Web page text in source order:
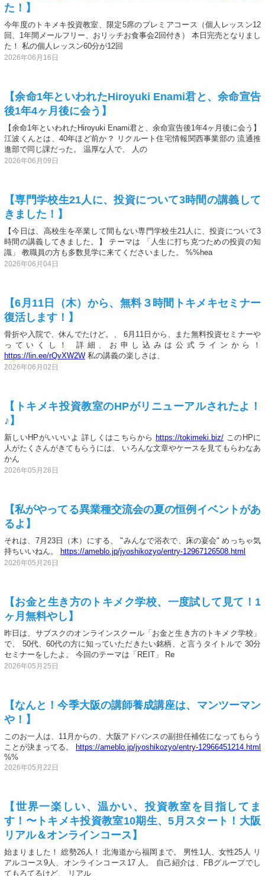
た！】
今年度のトキメキ投資教室、限定5席のプレミアコース（個人レッスン12
回、1年間メールフリー、おリッチお食事会2回付き） 本日完売となりまし
た！ 私の個人レッスン60分が12回
2026年06月16日
【余命1年といわれたHiroyuki Enami君と、余命宣告
後1年4ヶ月後に会う】
【余命1年といわれたHiroyuki Enami君と、余命宣告後1年4ヶ月後に会う】
江波くんとは、40年ほど前か？ リクルート住宅情報関西事業部の 流通推
進部で同じ課だった。 温厚な人で、 人の
2026年06月09日
【専門学校生21人に、投資について3時間の講義して
きました！】
【今日は、高校生を卒業して間もない専門学校生21人に、投資について3
時間の講義してきました。】 テーマは 「人生に打ち克つための投資の知
識」 教職員の方も多数見学に来てくださいました。 %%hea
2026年06月04日
【6月11日（木）から、無料３時間トキメキセミナー
復活します！】
骨折や入院で、休んでたけど。、 6月11日から、また無料投資セミナーや
っていくし！ 詳細、お申し込みは公式ラインから！
https://lin.ee/rQvXW2W 私の講義の楽しさは、
2026年06月02日
【トキメキ投資教室のHPがリニューアルされたよ！
♪】
新しいHPがいいいよ 詳しくはこちらから https://tokimeki.biz/ このHPに
人がたくさんがきてもらうには、 いろんな文章やケースを見てもらわなあ
かん
2026年05月28日
【私がやってる異業種交流会の夏の恒例イベントがあ
るよ】
それは、7月23日（木）にする、 "みんなで浴衣で、床の宴会" めっちゃ気
持ちいいねん。
https://ameblo.jp/jyoshikozyo/entry-12967126508.html
2026年05月26日
【お金と生き方のトキメク学校、一度試して見て！1
ヶ月無料やし】
昨日は、サブスクのオンラインスクール「お金と生き方のトキメク学校」
で、 50代、60代の方に知っていただきたい銘柄、と言うタイトルで 30分
セミナーをしたよ。 今回のテーマは「REIT」 Re
2026年05月25日
【なんと！今季大阪の講師養成講座は、マンツーマン
や！】
このお一人は、11月からの、大阪アドバンスの副担任補佐になってもらう
ことが決まってる。
https://ameblo.jp/jyoshikozyo/entry-12966451214.html
%%
2026年05月22日
【世界一楽しい、温かい、投資教室を目指してま
す！〜トキメキ投資教室10期生、5月スタート！大阪
リアル＆オンラインコース】
始まりました！ 総勢26人！ 北海道から福岡まで。 男性1人、女性25人 リ
アルコース9人、オンラインコース17 人。 自己紹介は、FBグループでし
てもろてるけど、 リアル